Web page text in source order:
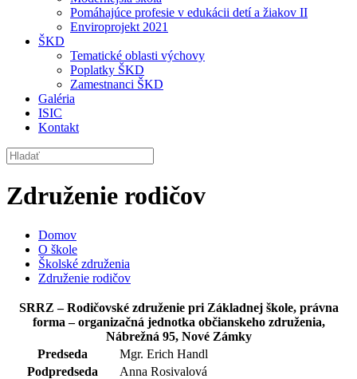
Pomáhajúce profesie v edukácii detí a žiakov II
Enviroprojekt 2021
ŠKD
Tematické oblasti výchovy
Poplatky ŠKD
Zamestnanci ŠKD
Galéria
ISIC
Kontakt
Združenie rodičov
Domov
O škole
Školské združenia
Združenie rodičov
SRRZ – Rodičovské združenie pri Základnej škole, právna
forma – organizačná jednotka občianskeho združenia,
Nábrežná 95, Nové Zámky
Predseda
Mgr. Erich Handl
Podpredseda
Anna Rosivalová